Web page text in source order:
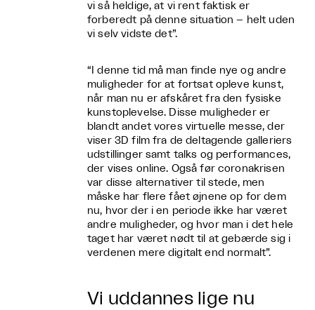
vi så heldige, at vi rent faktisk er
forberedt på denne situation – helt uden
vi selv vidste det”.
“I denne tid må man finde nye og andre
muligheder for at fortsat opleve kunst,
når man nu er afskåret fra den fysiske
kunstoplevelse. Disse muligheder er
blandt andet vores virtuelle messe, der
viser 3D film fra de deltagende galleriers
udstillinger samt talks og performances,
der vises online. Også før coronakrisen
var disse alternativer til stede, men
måske har flere fået øjnene op for dem
nu, hvor der i en periode ikke har været
andre muligheder, og hvor man i det hele
taget har været nødt til at gebærde sig i
verdenen mere digitalt end normalt”.
Vi uddannes lige nu